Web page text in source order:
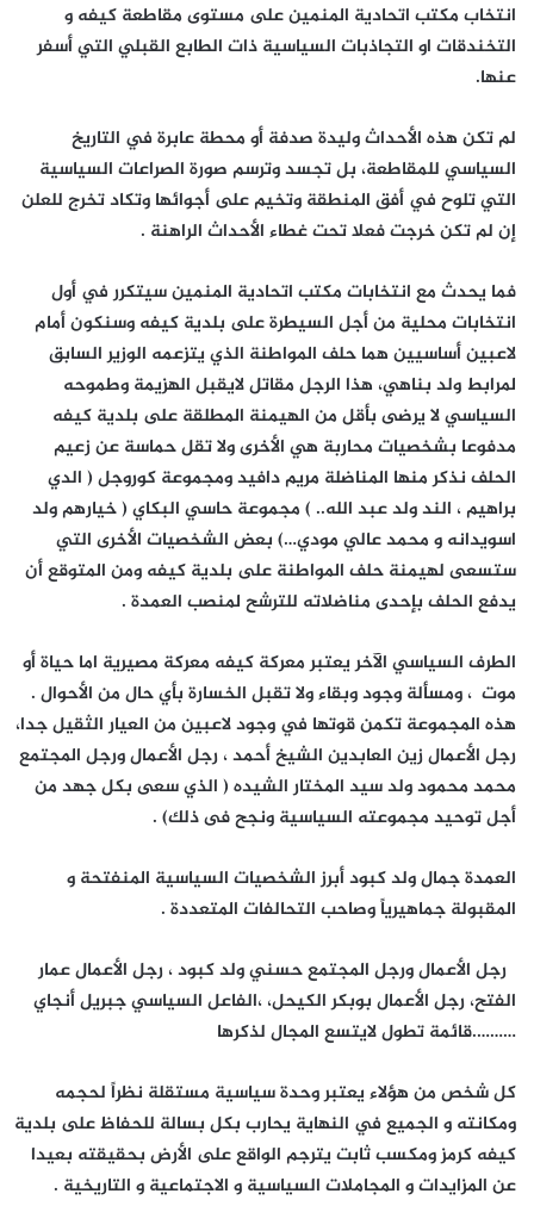
انتخاب مكتب اتحادية المنمين على مستوى مقاطعة كيفه و
التخندقات او التجاذبات السياسية ذات الطابع القبلي التي أسفر
عنها.
لم تكن هذه الأحداث وليدة صدفة أو محطة عابرة في التاريخ
السياسي للمقاطعة، بل تجسد وترسم صورة الصراعات السياسية
التي تلوح في أفق المنطقة وتخيم على أجوائها وتكاد تخرج للعلن
إن لم تكن خرجت فعلا تحت غطاء الأحداث الراهنة .
فما يحدث مع انتخابات مكتب اتحادية المنمين سيتكرر في أول
انتخابات محلية من أجل السيطرة على بلدية كيفه وسنكون أمام
لاعبين أساسيين هما حلف المواطنة الذي يتزعمه الوزير السابق
لمرابط ولد بناهي، هذا الرجل مقاتل لايقبل الهزيمة وطموحه
السياسي لا يرضى بأقل من الهيمنة المطلقة على بلدية كيفه
مدفوعا بشخصيات محاربة هي الأخرى ولا تقل حماسة عن زعيم
الحلف نذكر منها المناضلة مريم دافيد ومجموعة كوروجل ( الدي
براهيم ، الند ولد عبد الله.. ) مجموعة حاسي البكاي ( خيارهم ولد
اسويدانه و محمد عالي مودي…) بعض الشخصيات الأخرى التي
ستسعى لهيمنة حلف المواطنة على بلدية كيفه ومن المتوقع أن
يدفع الحلف بإحدى مناضلاته للترشح لمنصب العمدة .
الطرف السياسي الآخر يعتبر معركة كيفه معركة مصيرية اما حياة أو
موت ، ومسألة وجود وبقاء ولا تقبل الخسارة بأي حال من الأحوال .
هذه المجموعة تكمن قوتها في وجود لاعبين من العيار الثقيل جدا،
رجل الأعمال زين العابدين الشيخ أحمد ، رجل الأعمال ورجل المجتمع
محمد محمود ولد سيد المختار الشيده ( الذي سعى بكل جهد من
أجل توحيد مجموعته السياسية ونجح فى ذلك) .
العمدة جمال ولد كبود أبرز الشخصيات السياسية المنفتحة و
المقبولة جماهيرياً وصاحب التحالفات المتعددة .
رجل الأعمال ورجل المجتمع حسني ولد كبود ، رجل الأعمال عمار
الفتح، رجل الأعمال بوبكر الكيحل، ،الفاعل السياسي جبريل أنجاي
……….قائمة تطول لايتسع المجال لذكرها
كل شخص من هؤلاء يعتبر وحدة سياسية مستقلة نظراً لحجمه
ومكانته و الجميع في النهاية يحارب بكل بسالة للحفاظ على بلدية
كيفه كرمز ومكسب ثابت يترجم الواقع على الأرض بحقيقته بعيدا
عن المزايدات و المجاملات السياسية و الاجتماعية و التاريخية .